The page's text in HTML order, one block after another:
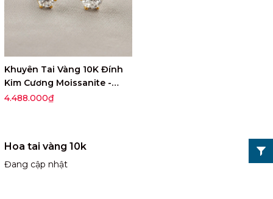
Khuyên Tai Vàng 10K Đính
Kim Cương Moissanite -
VCE30V
4.488.000₫
Hoa tai vàng 10k
Đang cập nhật